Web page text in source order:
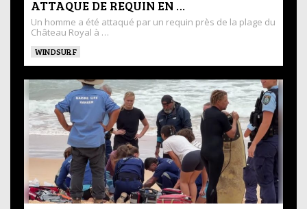
ATTAQUE DE REQUIN EN …
Un homme a été attaqué par un requin près de la plage du
Château Royal à …
WINDSURF